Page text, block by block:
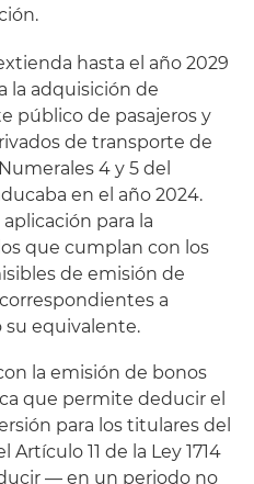
hasta el año 2029
la adquisición de
público de pasajeros y
de transporte de
4 y 5 del
en el año 2024.
para la
que cumplan con los
de emisión de
a
su equivalente.
la emisión de bonos
que permite deducir el
para los titulares del
11 de la Ley 1714
— en un periodo no